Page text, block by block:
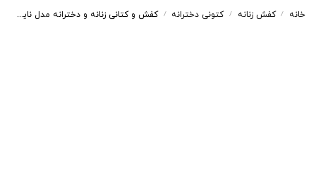
خانه / کفش زنانه / کتونی دخترانه / کفش و کتانی زنانه و دخترانه مدل نایک NIKE رنگ سفید کد D104